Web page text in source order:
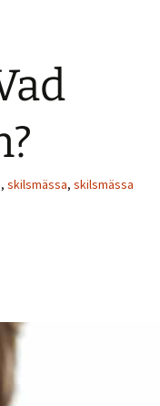
, skilsmässa, skilsmässa